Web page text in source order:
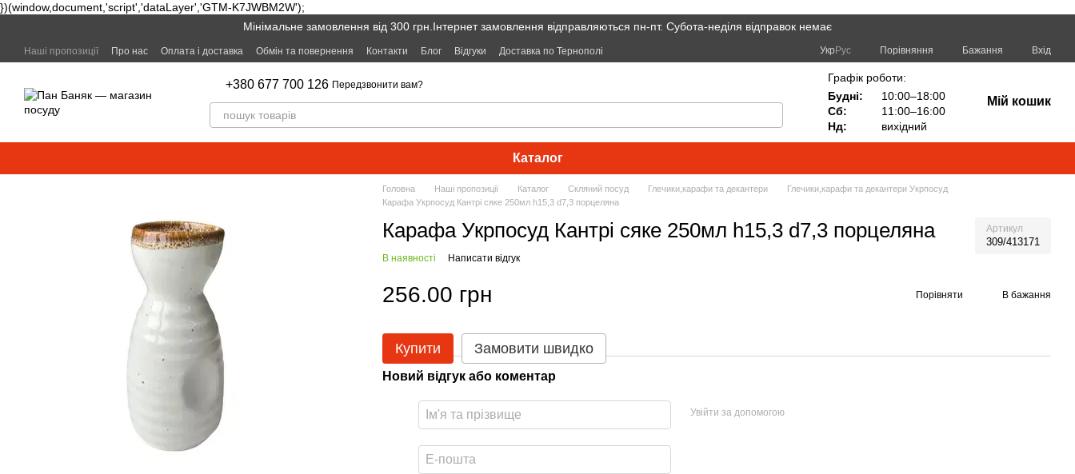
})(window,document,'script','dataLayer','GTM-K7JWBM2W');
Мінімальне замовлення від 300 грн.Інтернет замовлення відправляються пн-пт. Субота-неділя відправок немає
Наші пропозиції Про нас Оплата і доставка Обмін та повернення Контакти Блог Відгуки Доставка по Тернополі Укр Рус Порівняння Бажання Вхід
+380 677 700 126 Передзвонити вам?
Графік роботи:
Будні:
10:00–18:00
Сб:
11:00–16:00
Нд:
вихідний
Мій кошик
Каталог
Головна Наші пропозиції Каталог Скляний посуд Глечики,карафи та декантери
Глечики,карафи та декантери Укрпосуд
Карафа Укрпосуд Кантрі сяке 250мл h15,3 d7,3 порцеляна
Карафа Укрпосуд Кантрі сяке 250мл h15,3 d7,3 порцеляна Артикул
309/413171
В наявності Написати відгук
256.00 грн Порівняти В бажання
Купити Замовити швидко
Новий відгук або коментар
Увійти за допомогою